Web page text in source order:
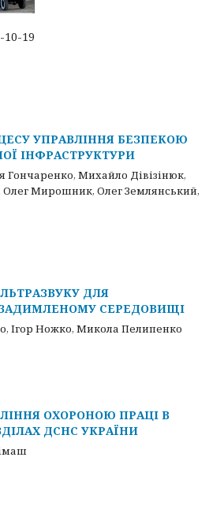
10-19
УПРАВЛІННЯ БЕЗПЕКОЮ
ІНФРАСТРУКТУРИ
Гончаренко, Михайло Дівізінюк,
Мирошник, Олег Землянський,
ДЛЯ
СЕРЕДОВИЩІ
Ігор Ножко, Микола Пелипенко
ОХОРОНОЮ ПРАЦІ В
ДСНС УКРАЇНИ